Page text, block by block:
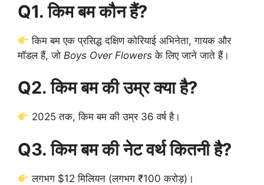
Q1. किम बम कौन हैं?
किम बम एक प्रसिद्ध दक्षिण कोरियाई अभिनेता, गायक और
मॉडल हैं, जो Boys Over Flowers के लिए जाने जाते हैं।
Q2. किम बम की उम्र क्या है?
2025 तक, किम बम की उम्र 36 वर्ष है।
Q3. किम बम की नेट वर्थ कितनी है?
लगभग $12 मिलियन (लगभग ₹100 करोड़)।